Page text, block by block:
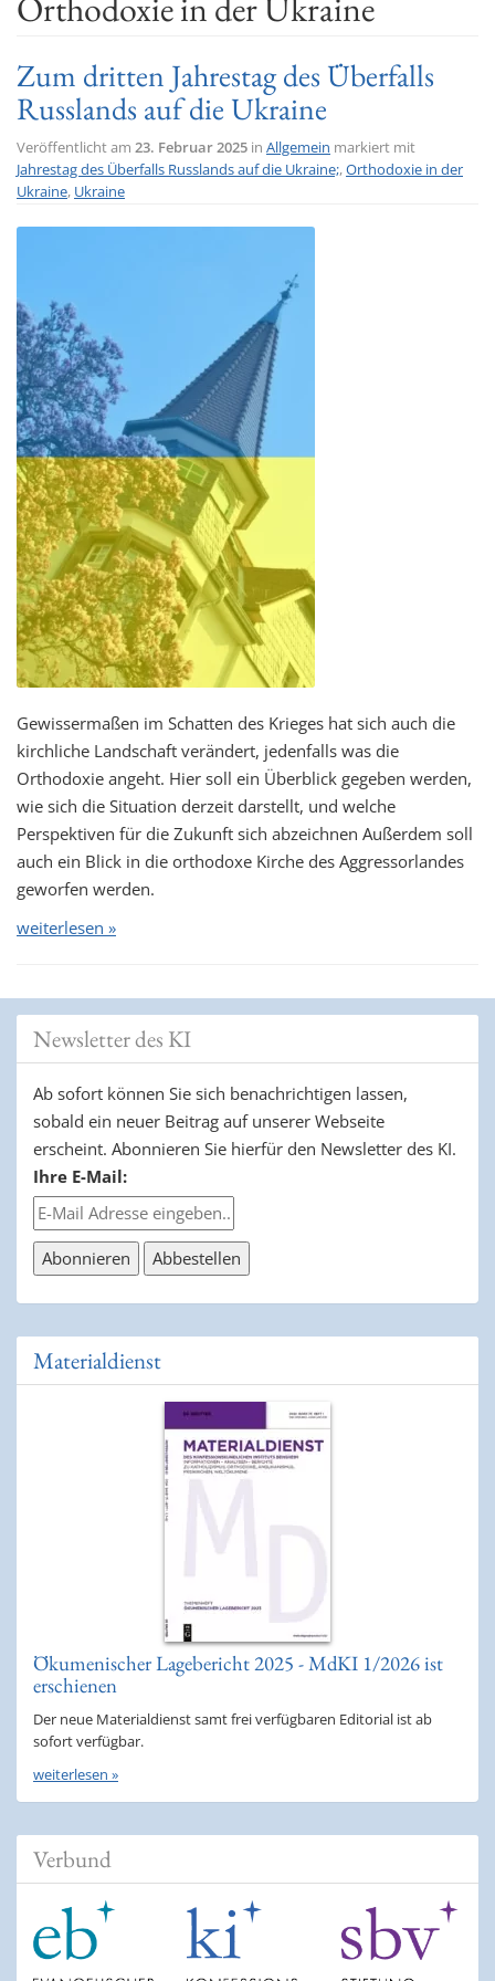
Zum dritten Jahrestag des Überfalls
Russlands auf die Ukraine
Veröffentlicht am 23. Februar 2025 in Allgemein markiert mit
Jahrestag des Überfalls Russlands auf die Ukraine;,Orthodoxie in der
Ukraine, Ukraine
Gewissermaßen im Schatten des Krieges hat sich auch die
kirchliche Landschaft verändert, jedenfalls was die
Orthodoxie angeht. Hier soll ein Überblick gegeben werden,
wie sich die Situation derzeit darstellt, und welche
Perspektiven für die Zukunft sich abzeichnen Außerdem soll
auch ein Blick in die orthodoxe Kirche des Aggressorlandes
geworfen werden.
weiterlesen »
Newsletter des KI
Ab sofort können Sie sich benachrichtigen lassen,
sobald ein neuer Beitrag auf unserer Webseite
erscheint. Abonnieren Sie hierfür den Newsletter des KI.
Ihre E-Mail:
Materialdienst
Ökumenischer Lagebericht 2025 - MdKI 1/2026 ist
erschienen
Der neue Materialdienst samt frei verfügbaren Editorial ist ab
sofort verfügbar.
weiterlesen »
Verbund